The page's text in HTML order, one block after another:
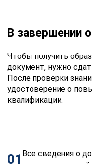
В завершении
Чтобы получить
документ, нужно
После проверки
удостоверение о
квалификации.
01 Все сведения о